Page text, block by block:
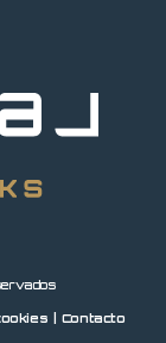
Contacto